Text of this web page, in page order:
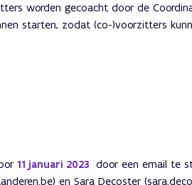
worden gecoacht door de
starten, zodat (co-)voorzitters
11 januari 2023 door een email te
) en Sara Decoster (